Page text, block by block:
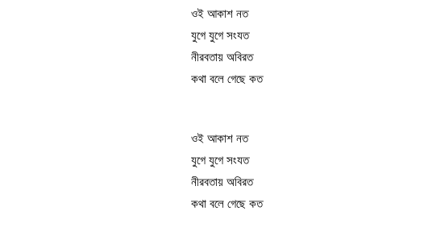
ওই আকাশ নত
যুগে যুগে সংযত
নীরবতায় অবিরত
কথা বলে গেছে কত
ওই আকাশ নত
যুগে যুগে সংযত
নীরবতায় অবিরত
কথা বলে গেছে কত